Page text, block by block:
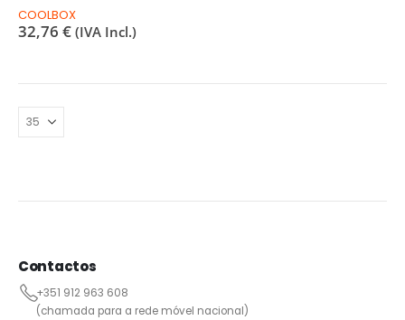
COOLBOX
32,76 € (IVA Incl.)
Contactos
+351 912 963 608
(chamada para a rede móvel nacional)